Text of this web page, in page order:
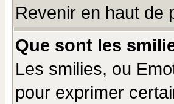
Revenir en haut de
Que sont les
Les smilies, ou
pour exprimer